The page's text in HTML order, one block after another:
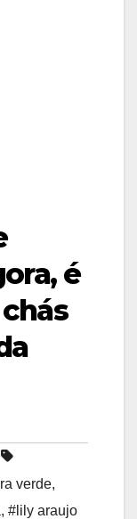
é
verde,
, #lily araujo